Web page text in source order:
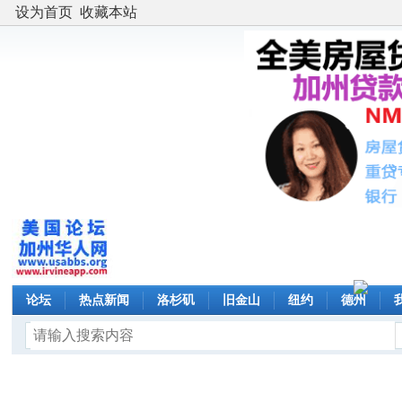
设为首页 收藏本站
论坛 热点新闻 洛杉矶 旧金山 纽约 德州